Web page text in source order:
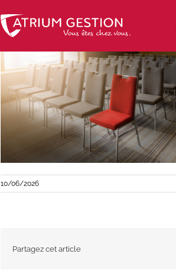
10/06/2026
Partagez cet article